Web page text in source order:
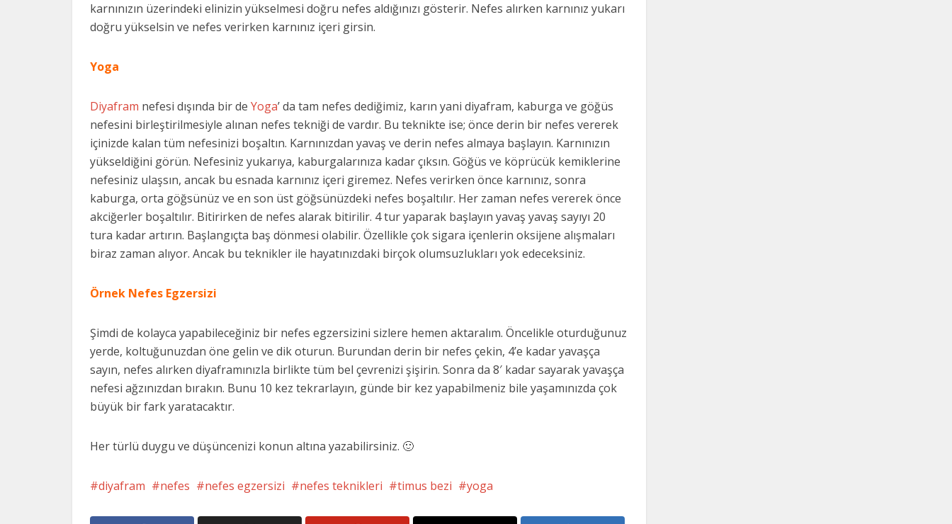
karnınızın üzerindeki elinizin yükselmesi doğru nefes aldığınızı gösterir. Nefes alırken karnınız yukarı
doğru yükselsin ve nefes verirken karnınız içeri girsin.
Yoga
Diyafram nefesi dışında bir de Yoga’ da tam nefes dediğimiz, karın yani diyafram, kaburga ve göğüs
nefesini birleştirilmesiyle alınan nefes tekniği de vardır. Bu teknikte ise; önce derin bir nefes vererek
içinizde kalan tüm nefesinizi boşaltın. Karnınızdan yavaş ve derin nefes almaya başlayın. Karnınızın
yükseldiğini görün. Nefesiniz yukarıya, kaburgalarınıza kadar çıksın. Göğüs ve köprücük kemiklerine
nefesiniz ulaşsın, ancak bu esnada karnınız içeri giremez. Nefes verirken önce karnınız, sonra
kaburga, orta göğsünüz ve en son üst göğsünüzdeki nefes boşaltılır. Her zaman nefes vererek önce
akciğerler boşaltılır. Bitirirken de nefes alarak bitirilir. 4 tur yaparak başlayın yavaş yavaş sayıyı 20
tura kadar artırın. Başlangıçta baş dönmesi olabilir. Özellikle çok sigara içenlerin oksijene alışmaları
biraz zaman alıyor. Ancak bu teknikler ile hayatınızdaki birçok olumsuzlukları yok edeceksiniz.
Örnek Nefes Egzersizi
Şimdi de kolayca yapabileceğiniz bir nefes egzersizini sizlere hemen aktaralım. Öncelikle oturduğunuz
yerde, koltuğunuzdan öne gelin ve dik oturun. Burundan derin bir nefes çekin, 4’e kadar yavaşça
sayın, nefes alırken diyaframınızla birlikte tüm bel çevrenizi şişirin. Sonra da 8′ kadar sayarak yavaşça
nefesi ağzınızdan bırakın. Bunu 10 kez tekrarlayın, günde bir kez yapabilmeniz bile yaşamınızda çok
büyük bir fark yaratacaktır.
Her türlü duygu ve düşüncenizi konun altına yazabilirsiniz. 🙂
diyafram nefes nefes egzersizi nefes teknikleri timus bezi yoga